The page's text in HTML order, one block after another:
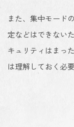
また、集中モード
定などはできない
キュリティはまっ
は理解しておく必